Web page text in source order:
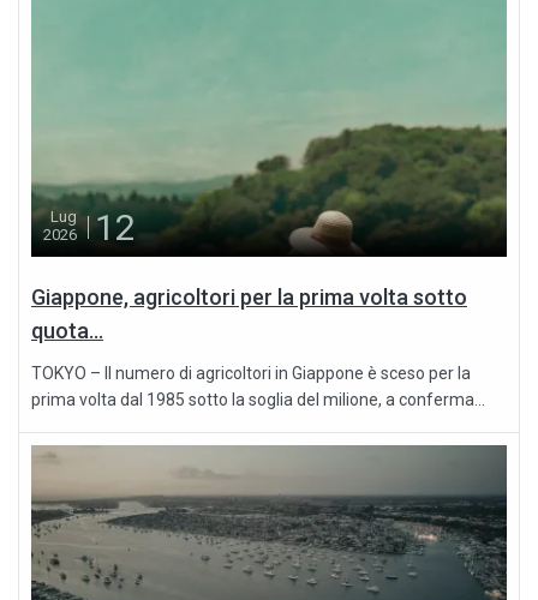
Lug
2026
12
Giappone, agricoltori per la prima volta sotto
quota...
TOKYO – Il numero di agricoltori in Giappone è sceso per la
prima volta dal 1985 sotto la soglia del milione, a conferma...